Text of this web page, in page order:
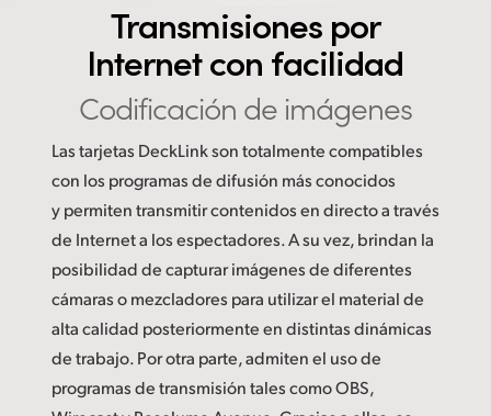
Transmisiones por
Internet con facilidad
Codificación de imágenes
Las tarjetas DeckLink son totalmente compatibles
con los programas de difusión más conocidos
y permiten transmitir contenidos en directo a través
de Internet a los espectadores. A su vez, brindan la
posibilidad de capturar imágenes de diferentes
cámaras o mezcladores para utilizar el material de
alta calidad posteriormente en distintas dinámicas
de trabajo. Por otra parte, admiten el uso de
programas de transmisión tales como OBS,